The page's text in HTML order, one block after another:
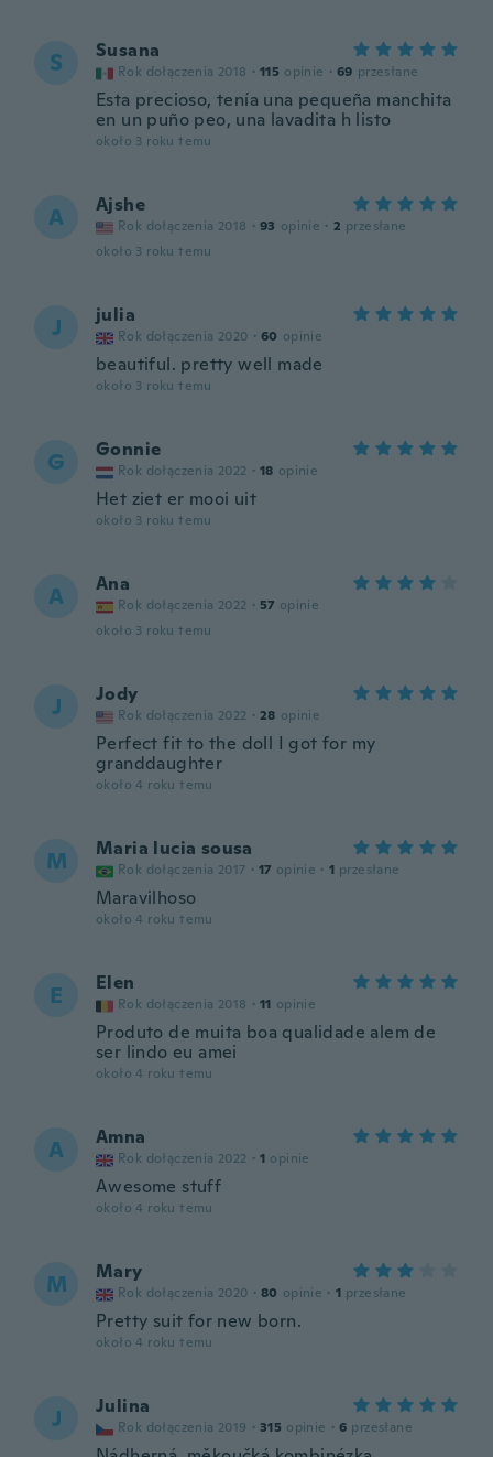
S Susana
Rok dołączenia 2018 · 115 opinie · 69 przesłane
Esta precioso, tenía una pequeña manchita
en un puño peo, una lavadita h listo
około 3 roku temu
A Ajshe
Rok dołączenia 2018 · 93 opinie · 2 przesłane
około 3 roku temu
J julia
Rok dołączenia 2020 · 60 opinie
beautiful. pretty well made
około 3 roku temu
G Gonnie
Rok dołączenia 2022 · 18 opinie
Het ziet er mooi uit
około 3 roku temu
A Ana
Rok dołączenia 2022 · 57 opinie
około 3 roku temu
J Jody
Rok dołączenia 2022 · 28 opinie
Perfect fit to the doll I got for my
granddaughter
około 4 roku temu
M Maria lucia sousa
Rok dołączenia 2017 · 17 opinie · 1 przesłane
Maravilhoso
około 4 roku temu
E Elen
Rok dołączenia 2018 · 11 opinie
Produto de muita boa qualidade alem de
ser lindo eu amei
około 4 roku temu
A Amna
Rok dołączenia 2022 · 1 opinie
Awesome stuff
około 4 roku temu
M Mary
Rok dołączenia 2020 · 80 opinie · 1 przesłane
Pretty suit for new born.
około 4 roku temu
J Julina
Rok dołączenia 2019 · 315 opinie · 6 przesłane